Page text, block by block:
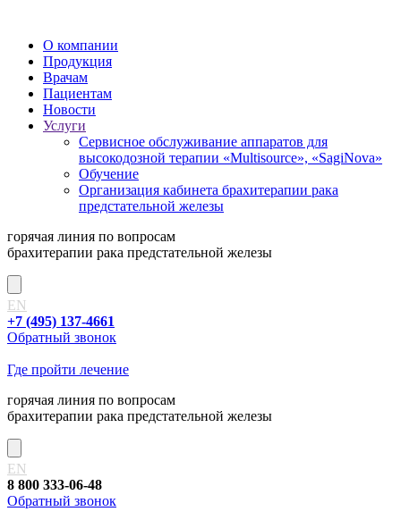
О компании
Продукция
Врачам
Пациентам
Новости
Услуги
Сервисное обслуживание аппаратов для
высокодозной терапии «Multisource», «SagiNova»
Обучение
Организация кабинета брахитерапии рака
предстательной железы
горячая линия по вопросам
брахитерапии рака предстательной железы
EN
+7 (495) 137-4661
Обратный звонок
Где пройти лечение
горячая линия по вопросам
брахитерапии рака предстательной железы
EN
8 800 333-06-48
Обратный звонок